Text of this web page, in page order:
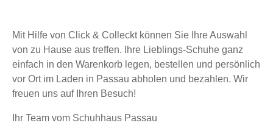
Mit Hilfe von Click & Colleckt können Sie Ihre Auswahl
von zu Hause aus treffen. Ihre Lieblings-Schuhe ganz
einfach in den Warenkorb legen, bestellen und persönlich
vor Ort im Laden in Passau abholen und bezahlen. Wir
freuen uns auf Ihren Besuch!
Ihr Team vom Schuhhaus Passau